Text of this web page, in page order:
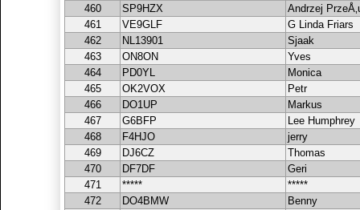
460
SP9HZX
Andrzej
461
VE9GLF
G Linda Friars
462
NL13901
Sjaak
463
ON8ON
Yves
464
PD0YL
Monica
465
OK2VOX
Petr
466
DO1UP
Markus
467
G6BFP
Lee Humphrey
468
F4HJO
jerry
469
DJ6CZ
Thomas
470
DF7DF
Geri
471
*****
*****
472
DO4BMW
Benny